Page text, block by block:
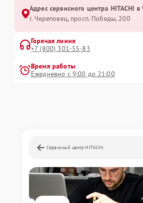
Адрес сервисного центра HITACHI
г. Череповец, просп. Победы, 200
Горячая линия
+7 (800) 301-55-83
Время работы
Ежедневно с 9:00 до 21:00
Сервисный центр HITACHI